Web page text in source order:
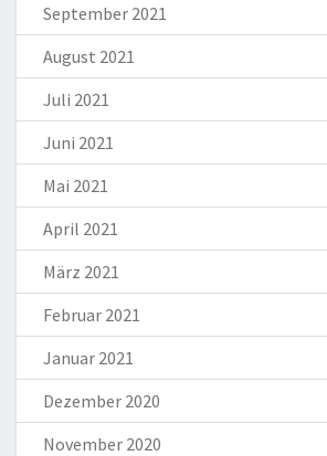
September 2021
August 2021
Juli 2021
Juni 2021
Mai 2021
April 2021
März 2021
Februar 2021
Januar 2021
Dezember 2020
November 2020